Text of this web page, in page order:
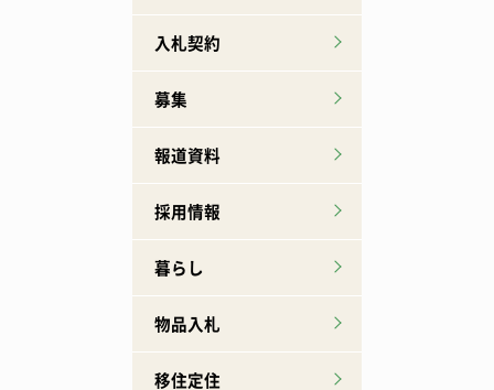
入札契約
募集
報道資料
採用情報
暮らし
物品入札
移住定住